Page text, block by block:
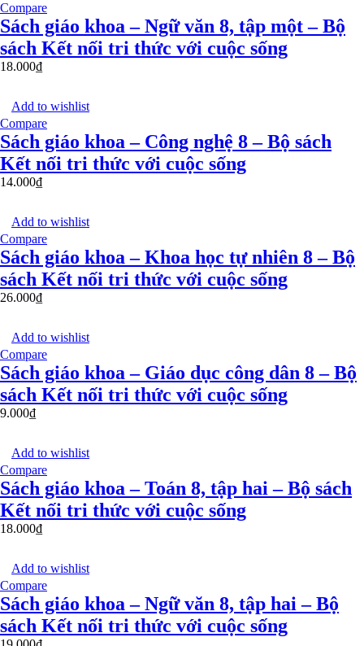
Compare
Sách giáo khoa – Ngữ văn 8, tập một – Bộ
sách Kết nối tri thức với cuộc sống
18.000₫
Add to wishlist
Compare
Sách giáo khoa – Công nghệ 8 – Bộ sách
Kết nối tri thức với cuộc sống
14.000₫
Add to wishlist
Compare
Sách giáo khoa – Khoa học tự nhiên 8 – Bộ
sách Kết nối tri thức với cuộc sống
26.000₫
Add to wishlist
Compare
Sách giáo khoa – Giáo dục công dân 8 – Bộ
sách Kết nối tri thức với cuộc sống
9.000₫
Add to wishlist
Compare
Sách giáo khoa – Toán 8, tập hai – Bộ sách
Kết nối tri thức với cuộc sống
18.000₫
Add to wishlist
Compare
Sách giáo khoa – Ngữ văn 8, tập hai – Bộ
sách Kết nối tri thức với cuộc sống